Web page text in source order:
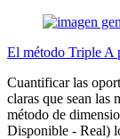
El método Triple A
Cuantificar las
claras que sean las
método de
Disponible - Real)